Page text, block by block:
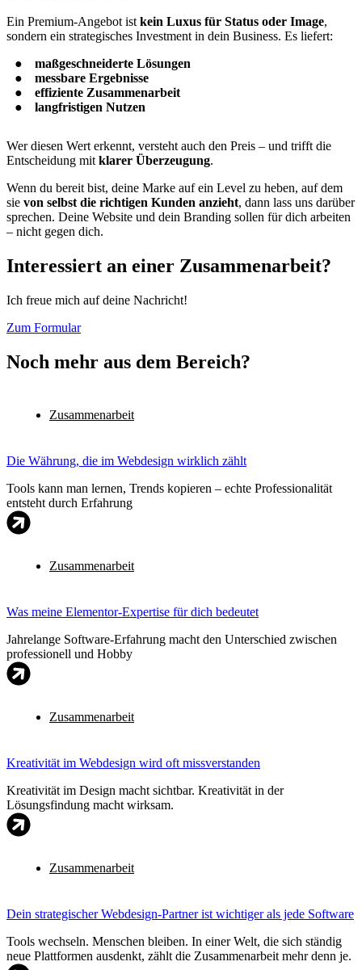
Ein Premium-Angebot istkein Luxus für Status oder Image,
sondern ein strategisches Investment in dein Business. Es liefert:
maßgeschneiderte Lösungen
messbare Ergebnisse
effiziente Zusammenarbeit
langfristigen Nutzen
Wer diesen Wert erkennt, versteht auch den Preis – und trifft die
Entscheidung mitklarer Überzeugung.
Wenn du bereit bist, deine Marke auf ein Level zu heben, auf dem
sie von selbst die richtigen Kunden anzieht, dann lass uns darüber
sprechen. Deine Website und dein Branding sollen für dich arbeiten
– nicht gegen dich.
Interessiert an einer Zusammenarbeit?
Ich freue mich auf deine Nachricht!
Zum Formular
Noch mehr aus dem Bereich?
Zusammenarbeit
Die Währung, die im Webdesign wirklich zählt
Tools kann man lernen, Trends kopieren – echte Professionalität
entsteht durch Erfahrung
Zusammenarbeit
Was meine Elementor-Expertise für dich bedeutet
Jahrelange Software-Erfahrung macht den Unterschied zwischen
professionell und Hobby
Zusammenarbeit
Kreativität im Webdesign wird oft missverstanden
Kreativität im Design macht sichtbar. Kreativität in der
Lösungsfindung macht wirksam.
Zusammenarbeit
Dein strategischer Webdesign-Partner ist wichtiger als jede Software
Tools wechseln. Menschen bleiben. In einer Welt, die sich ständig
neue Plattformen ausdenkt, zählt die Zusammenarbeit mehr denn je.